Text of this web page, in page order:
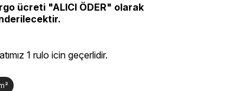
ücreti "ALICI ÖDER" olarak
1 rulo icin geçerlidir.